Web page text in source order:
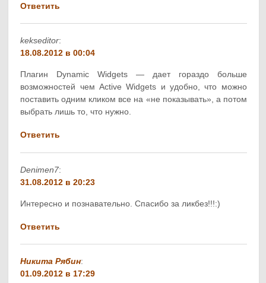
Ответить
kekseditor:
18.08.2012 в 00:04
Плагин Dynamic Widgets — дает гораздо больше
возможностей чем Active Widgets и удобно, что можно
поставить одним кликом все на «не показывать», а потом
выбрать лишь то, что нужно.
Ответить
Denimen7:
31.08.2012 в 20:23
Интересно и познавательно. Спасибо за ликбез!!!:)
Ответить
Никита Рябин:
01.09.2012 в 17:29